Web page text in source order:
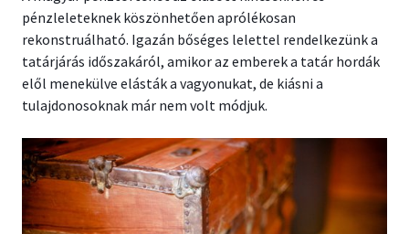
pénzleleteknek köszönhetően aprólékosan
rekonstruálható. Igazán bőséges lelettel rendelkezünk a
tatárjárás időszakáról, amikor az emberek a tatár hordák
elől menekülve elásták a vagyonukat, de kiásni a
tulajdonosoknak már nem volt módjuk.